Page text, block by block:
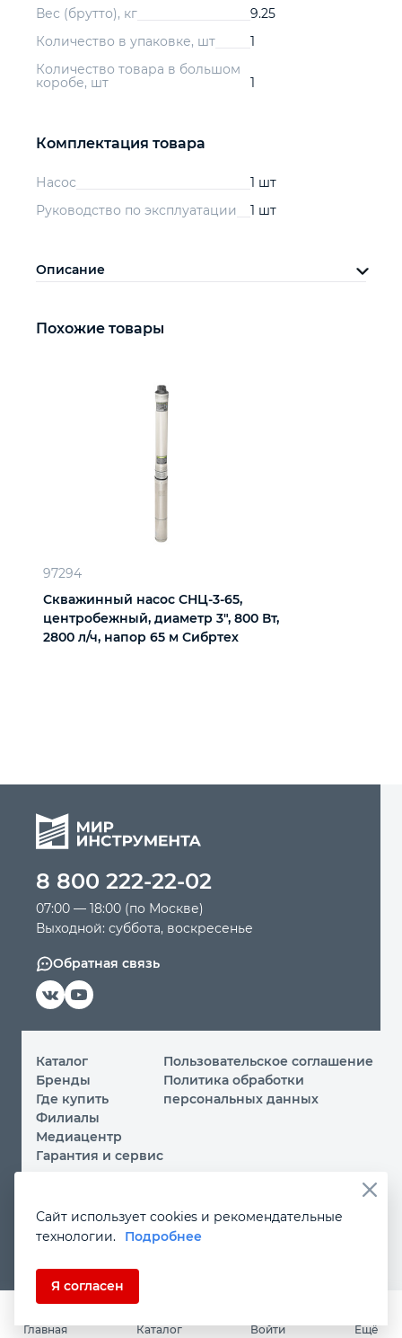
Вес (брутто), кг
9.25
Количество в упаковке, шт
1
Количество товара в большом
коробе, шт
1
Комплектация товара
Насос
1 шт
Руководство по эксплуатации
1 шт
Описание
Похожие товары
97294
Скважинный насос CНЦ-3-65,
центробежный, диаметр 3", 800 Вт,
2800 л/ч, напор 65 м Сибртех
8 800 222-22-02
07:00 — 18:00 (по Москве)
Выходной: суббота, воскресенье
Обратная связь
Каталог
Бренды
Где купить
Филиалы
Медиацентр
Гарантия и сервис
Пользовательское соглашение
Политика обработки
персональных данных
Вы принимаете условияполитики обработки
персональных данныхипользовательского соглашения
данные в любой форме на сайте
Если Вы не даете согласия на обработку своих
персональных данных, Вам необходимо покинуть наш
Главная
Каталог Войти Ещё
Сайт использует cookies и рекомендательные
технологии.
Подробнее
Я согласен